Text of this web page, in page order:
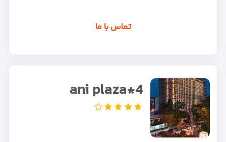
تماس با ما
ani plaza*4